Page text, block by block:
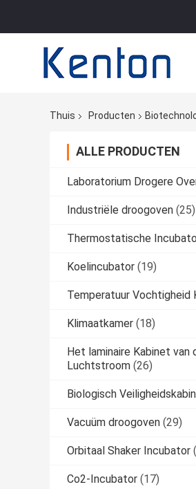
Thuis Producten
ALLE PRODUCTEN
Laboratorium Drogere
Industriële droogoven (25)
Thermostatische
Koelincubator (19)
Temperatuur Vochtigheid
Klimaatkamer (18)
Het laminaire Kabinet van
Luchtstroom (26)
Biologisch
Vacuüm droogoven (29)
Orbitaal Shaker Incubator
Co2-Incubator (17)